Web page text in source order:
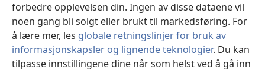
forbedre opplevelsen din. Ingen av disse dataene vil
noen gang bli solgt eller brukt til markedsføring. For
å lære mer, les globale retningslinjer for bruk av
informasjonskapsler og lignende teknologier. Du kan
tilpasse innstillingene dine når som helst ved å gå inn
Watchtower Library